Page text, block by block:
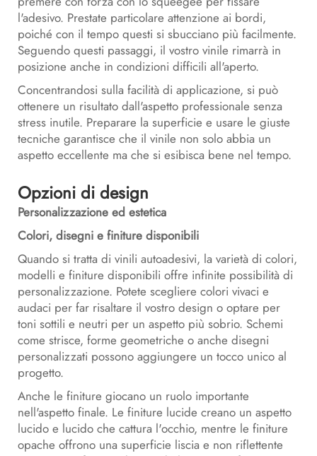
l'adesivo. Prestate particolare attenzione ai bordi,
poiché con il tempo questi si sbucciano più facilmente.
Seguendo questi passaggi, il vostro vinile rimarrà in
posizione anche in condizioni difficili all'aperto.
Concentrandosi sulla facilità di applicazione, si può
ottenere un risultato dall'aspetto professionale senza
stress inutile. Preparare la superficie e usare le giuste
tecniche garantisce che il vinile non solo abbia un
aspetto eccellente ma che si esibisca bene nel tempo.
Opzioni di design
Personalizzazione ed estetica
Colori, disegni e finiture disponibili
Quando si tratta di vinili autoadesivi, la varietà di colori,
modelli e finiture disponibili offre infinite possibilità di
personalizzazione. Potete scegliere colori vivaci e
audaci per far risaltare il vostro design o optare per
toni sottili e neutri per un aspetto più sobrio. Schemi
come strisce, forme geometriche o anche disegni
personalizzati possono aggiungere un tocco unico al
progetto.
Anche le finiture giocano un ruolo importante
nell'aspetto finale. Le finiture lucide creano un aspetto
lucido e lucido che cattura l'occhio, mentre le finiture
opache offrono una superficie liscia e non riflettente